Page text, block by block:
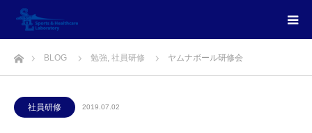
ホームBLOG 勉強, 社員研修 ヤムナボール研修会
社員研修 2019.07.02